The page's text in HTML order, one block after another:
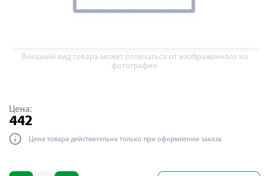
Внешний вид товара может отличаться от изображённого на
фотографии
Цена:
442
Цена товара действительна только при оформлении заказа